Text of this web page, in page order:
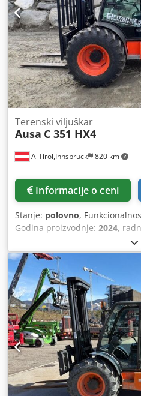
dostava moguжa !!
A-Tirol,Innsbruck 820 km
Terenski viljuškar
Ausa C 351 HX4
Informacije o ceni
Stanje: polovno,
Godina proizvodnje: 2024,
,
mm, vrsta goriva:dizel, tip
visina:
2.130 mm, snaga: 31
1.150 mm, prazna masa vozila:
4.540 mm, tip pogona:Diesel,
Теренски виљушкар
Триплекс Класа брзине: 20
стање: веома добро Предње
гуме величина: 16/70-20
Задње гуме тип: пнеуматске
Стање задњих гума: 80 - 100%
Заштитна решетка за терет,
мм + ПОТРЕБНА ШИРИНА